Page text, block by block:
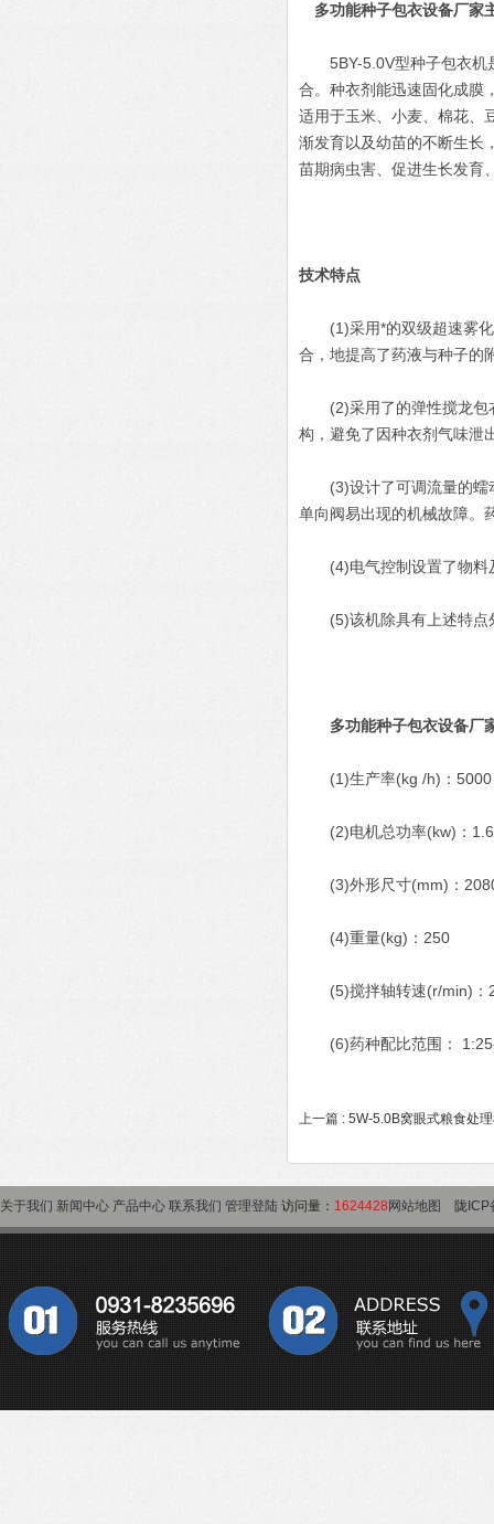
多功能种子包衣设备厂家
5BY-5.0V型种子包衣机是
合。种衣剂能迅速固化成膜
适用于玉米、小麦、棉花、
渐发育以及幼苗的不断生长
苗期病虫害、促进生长发育
技术特点
(1)采用*的双级超速雾化
合，地提高了药液与种子的
(2)采用了的弹性搅龙包衣
构，避免了因种衣剂气味泄
(3)设计了可调流量的蠕动
单向阀易出现的机械故障。
(4)电气控制设置了物料
(5)该机除具有上述特点
多功能种子包衣设备厂
(1)生产率(kg /h)：5000
(2)电机总功率(kw)：
(3)外形尺寸(mm)：
(4)重量(kg)：250
(5)搅拌轴转速(r/min)：
(6)药种配比范围：
上一篇 : 5W-5.0B窝眼式粮食处
关于我们 新闻中心 产品中心 联系我们 管理登陆 访问量： 1624428 网站地图 陇